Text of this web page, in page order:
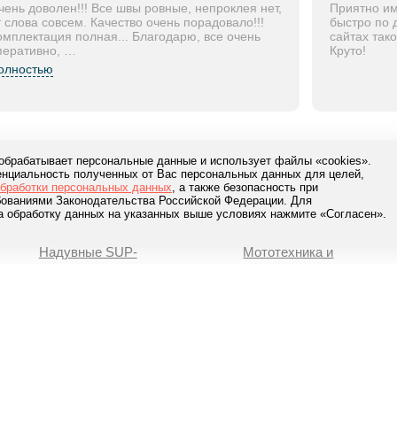
персональные данные и использует файлы «cookies».
полученных от Вас персональных данных для целей,
персональных данных, а также безопасность при
Законодательства Российской Федерации. Для
обработку данных на указанных выше условиях нажмите «Согласен».
доволен!!! Все швы ровные, непроклея нет,
слова совсем. Качество очень порадовало!!!
полная... Благодарю, все очень
…
Приятно
быстро по
сайтах
Круто!
8-800-777-84-76
Звонки по России Заказать звонок
Надувные SUP-
Мототехника и